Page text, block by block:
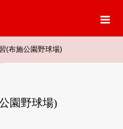
(布施公園野球場)
園野球場)